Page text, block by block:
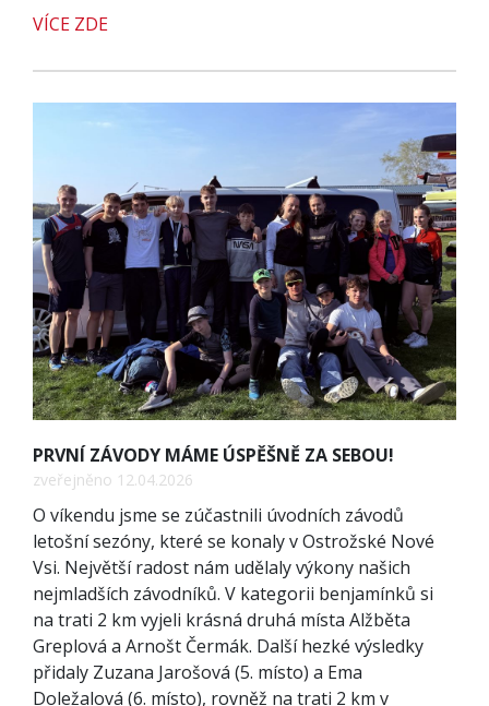
VÍCE ZDE
PRVNÍ ZÁVODY MÁME ÚSPĚŠNĚ ZA SEBOU!
zveřejněno 12.04.2026
O víkendu jsme se zúčastnili úvodních závodů
letošní sezóny, které se konaly v Ostrožské Nové
Vsi. Největší radost nám udělaly výkony našich
nejmladších závodníků. V kategorii benjamínků si
na trati 2 km vyjeli krásná druhá místa Alžběta
Greplová a Arnošt Čermák. Další hezké výsledky
přidaly Zuzana Jarošová (5. místo) a Ema
Doležalová (6. místo), rovněž na trati 2 km v